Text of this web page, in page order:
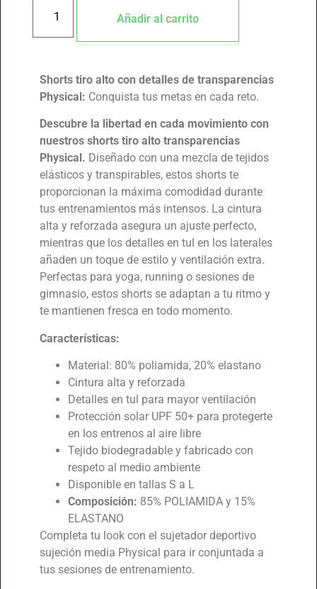
Añadir al carrito
Shorts tiro alto con detalles de transparencias
Physical: Conquista tus metas en cada reto.
Descubre la libertad en cada movimiento con
nuestros shorts tiro alto transparencias
Physical. Diseñado con una mezcla de tejidos
elásticos y transpirables, estos shorts te
proporcionan la máxima comodidad durante
tus entrenamientos más intensos. La cintura
alta y reforzada asegura un ajuste perfecto,
mientras que los detalles en tul en los laterales
añaden un toque de estilo y ventilación extra.
Perfectas para yoga, running o sesiones de
gimnasio, estos shorts se adaptan a tu ritmo y
te mantienen fresca en todo momento.
Características:
Material: 80% poliamida, 20% elastano
Cintura alta y reforzada
Detalles en tul para mayor ventilación
Protección solar UPF 50+ para protegerte
en los entrenos al aire libre
Tejido biodegradable y fabricado con
respeto al medio ambiente
Disponible en tallas S a L
Composición: 85% POLIAMIDA y 15%
ELASTANO
Completa tu look con el sujetador deportivo
sujeción media Physical para ir conjuntada a
tus sesiones de entrenamiento.